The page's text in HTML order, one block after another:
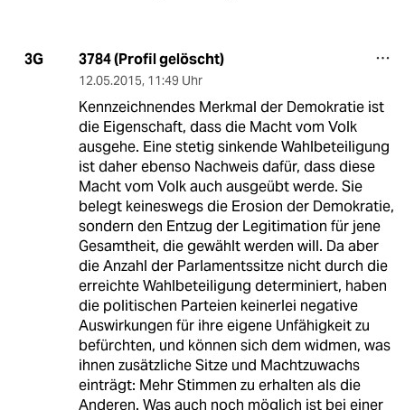
3G 3784 (Profil gelöscht)
12.05.2015, 11:49 Uhr
Kennzeichnendes Merkmal der Demokratie ist
die Eigenschaft, dass die Macht vom Volk
ausgehe. Eine stetig sinkende Wahlbeteiligung
ist daher ebenso Nachweis dafür, dass diese
Macht vom Volk auch ausgeübt werde. Sie
belegt keineswegs die Erosion der Demokratie,
sondern den Entzug der Legitimation für jene
Gesamtheit, die gewählt werden will. Da aber
die Anzahl der Parlamentssitze nicht durch die
erreichte Wahlbeteiligung determiniert, haben
die politischen Parteien keinerlei negative
Auswirkungen für ihre eigene Unfähigkeit zu
befürchten, und können sich dem widmen, was
ihnen zusätzliche Sitze und Machtzuwachs
einträgt: Mehr Stimmen zu erhalten als die
Anderen. Was auch noch möglich ist bei einer